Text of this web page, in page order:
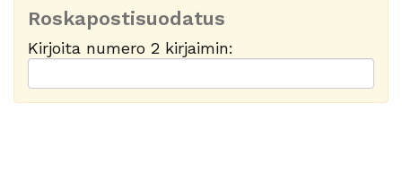
Roskapostisuodatus
Kirjoita numero 2 kirjaimin: